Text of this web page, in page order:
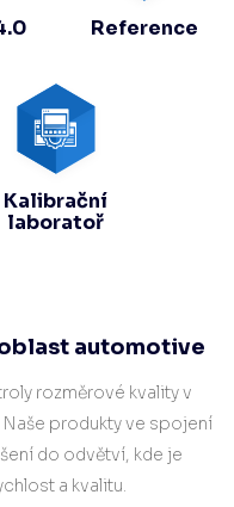
Reference
Kalibrační
laboratoř
automotive
rozměrové kvality v
produkty ve spojení
do odvětví, kde je
a kvalitu.